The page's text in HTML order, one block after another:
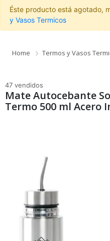
Éste producto está agotado,
y Vasos Termicos
Home Termos y Vasos
47 vendidos
Mate Autocebante
Termo 500 ml Acero